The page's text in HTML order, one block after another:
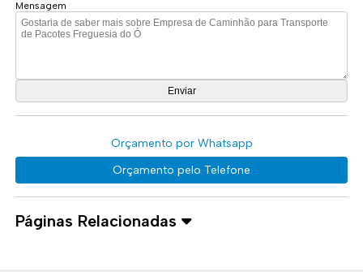
Mensagem
Orçamento por Whatsapp
Orçamento pelo Telefone
Páginas Relacionadas